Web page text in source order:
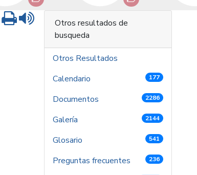
siguiente
Imprimir
Otros resultados de
busqueda
Otros Resultados
Calendario
177
Documentos 2286
Galería 2144
Glosario 541
Preguntas frecuentes 236